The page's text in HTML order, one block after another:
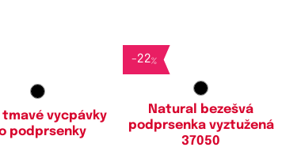
tmavé vycpávky
podprsenky
-22%
Natural bezešvá
podprsenka vyztužená
37050